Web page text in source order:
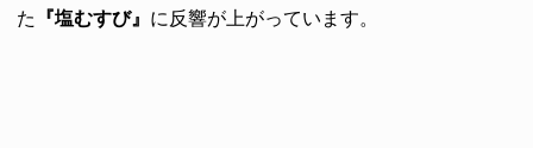
た
『塩むすび』 に反響が上がっています。